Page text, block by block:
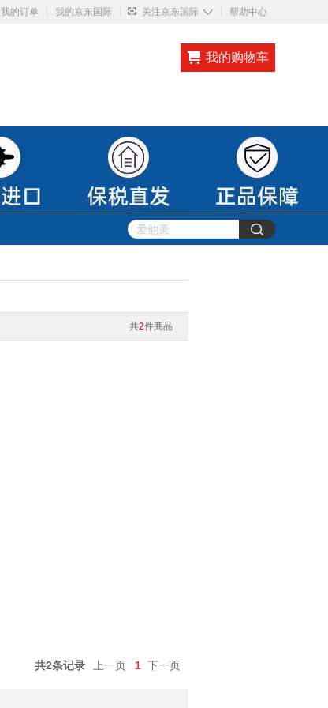
我的订单 我的京东国际 关注京东国际 ◇ 帮助中心
我的购物车
共2件商品
共2条记录 上一页 1 下一页